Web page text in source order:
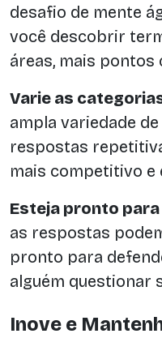
desafio de mente
você descobrir
áreas, mais pontos
Varie as
ampla variedade
respostas
mais competitivo e
Esteja pronto
as respostas
pronto para
alguém questionar
Inove e